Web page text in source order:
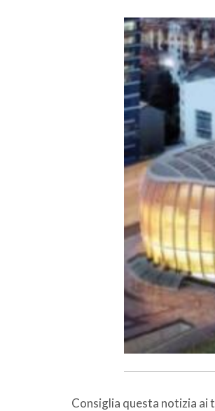
Consiglia questa notizia ai